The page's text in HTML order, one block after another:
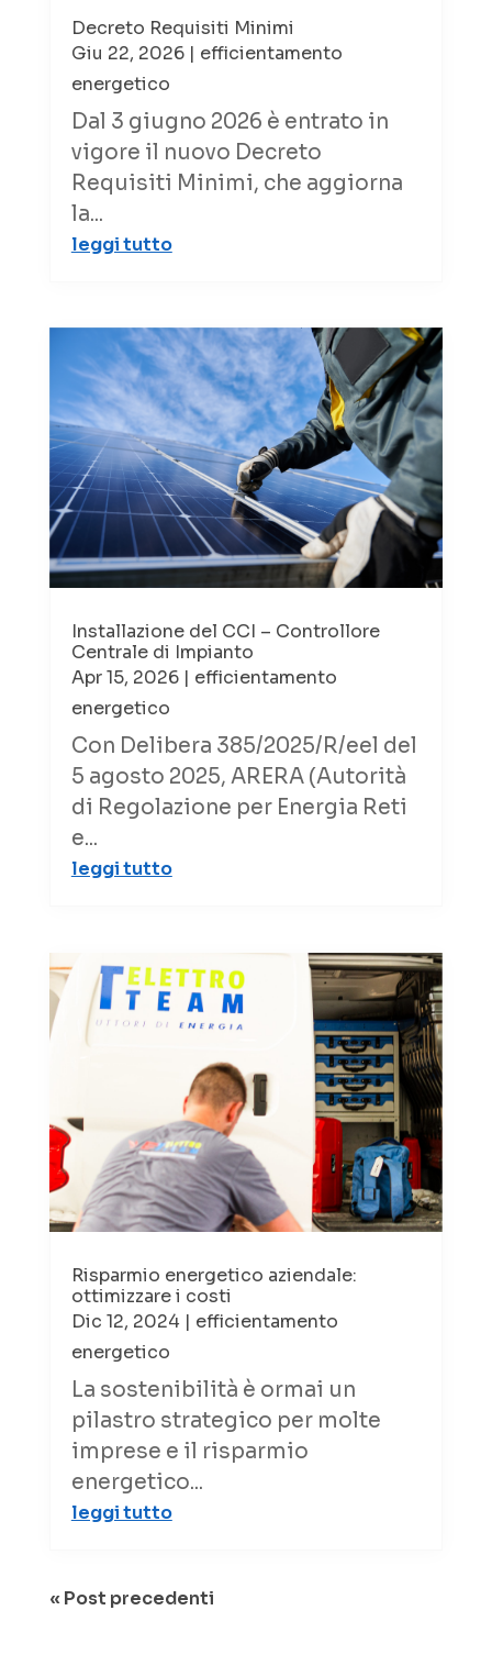
Decreto Requisiti Minimi
Giu 22, 2026| efficientamento
energetico
Dal 3 giugno 2026 è entrato in
vigore il nuovo Decreto
Requisiti Minimi, che aggiorna
la...
leggi tutto
Installazione del CCI – Controllore
Centrale di Impianto
Apr 15, 2026| efficientamento
energetico
Con Delibera 385/2025/R/eel del
5 agosto 2025, ARERA (Autorità
di Regolazione per Energia Reti
e...
leggi tutto
Risparmio energetico aziendale:
ottimizzare i costi
Dic 12, 2024 | efficientamento
energetico
La sostenibilità è ormai un
pilastro strategico per molte
imprese e il risparmio
energetico...
leggi tutto
« Post precedenti